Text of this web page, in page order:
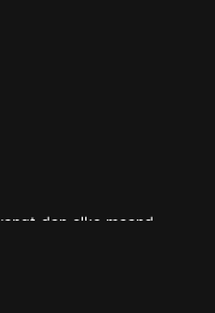
dan elke maand